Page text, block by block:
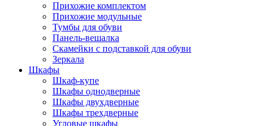
Прихожие комплектом
Прихожие модульные
Тумбы для обуви
Панель-вешалка
Скамейки с подставкой для обуви
Зеркала
Шкафы
Шкаф-купе
Шкафы однодверные
Шкафы двухдверные
Шкафы трехдверные
Угловые шкафы